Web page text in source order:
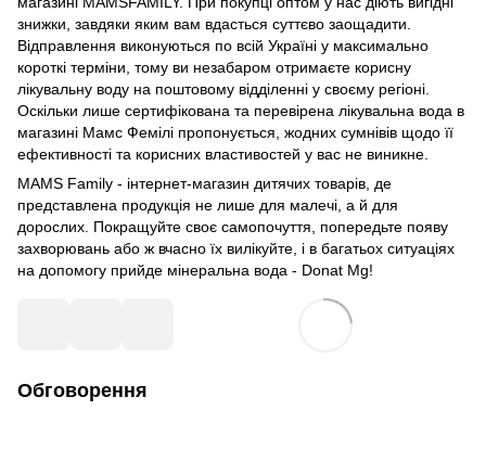
знижки, завдяки яким вам вдасться суттєво заощадити.
Відправлення виконуються по всій Україні у максимально
короткі терміни, тому ви незабаром отримаєте корисну
лікувальну воду на поштовому відділенні у своєму регіоні.
Оскільки лише сертифікована та перевірена лікувальна вода в
магазині Мамс Фемілі пропонується, жодних сумнівів щодо її
ефективності та корисних властивостей у вас не виникне.
MAMS Family - інтернет-магазин дитячих товарів, де
представлена продукція не лише для малечі, а й для
дорослих. Покращуйте своє самопочуття, попередьте появу
захворювань або ж вчасно їх вилікуйте, і в багатьох ситуаціях
на допомогу прийде мінеральна вода - Donat Mg!
Обговорення